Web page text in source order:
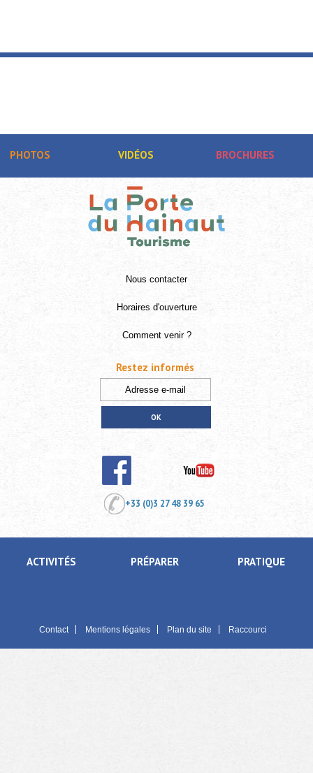
PHOTOS VIDÉOS BROCHURES
Nous contacter
Horaires d'ouverture
Comment venir ?
+33 (0)3 27 48 39 65
ACTIVITÉS PRÉPARER PRATIQUE
Contact Mentions légales Plan du site Raccourci
Restez informés